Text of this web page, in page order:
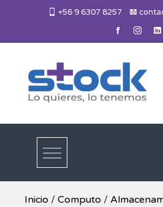
+56 9 6307 8257
Más Stock
Inicio / Computo /